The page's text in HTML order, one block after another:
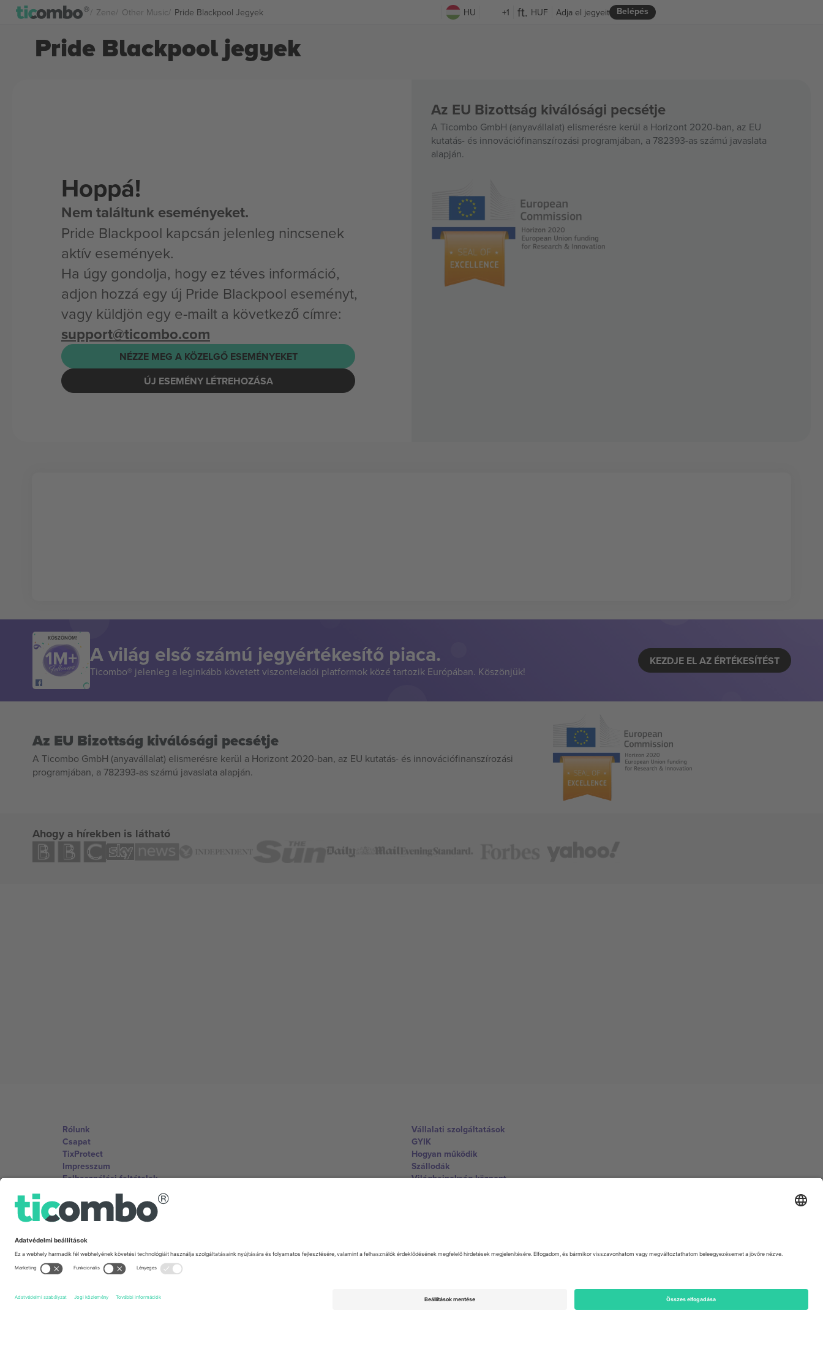
Zene Other Music Pride Blackpool Jegyek HU +1 HUF Belépés
Adja el jegyeit
Pride Blackpool jegyek
Hoppá!
Nem találtunk eseményeket.
Pride Blackpool kapcsán jelenleg nincsenek
aktív események.
Ha úgy gondolja, hogy ez téves információ,
adjon hozzá egy új Pride Blackpool eseményt,
vagy küldjön egy e-mailt a következő címre:
support@ticombo.com
NÉZZE MEG A KÖZELGŐ ESEMÉNYEKET
ÚJ ESEMÉNY LÉTREHOZÁSA
Az EU Bizottság kiválósági pecsétje
A Ticombo GmbH (anyavállalat) elismerésre kerül a Horizont 2020-ban, az EU
kutatás- és innovációfinanszírozási programjában, a 782393-as számú javaslata
alapján.
KÖSZÖNÖM!
A világ első számú jegyértékesítő piaca.
Ticombo® jelenleg a leginkább követett viszonteladói platformok közé tartozik Európában. Köszönjük!
KEZDJE EL AZ ÉRTÉKESÍTÉST
Az EU Bizottság kiválósági pecsétje
A Ticombo GmbH (anyavállalat) elismerésre kerül a Horizont 2020-ban, az EU kutatás- és innovációfinanszírozási
programjában, a 782393-as számú javaslata alapján.
Ahogy a hírekben is látható
Rólunk
Csapat
TixProtect
Impresszum
Felhasználási feltételek
Partnerprogram
Vállalati szolgáltatások
GYIK
Hogyan működik
Szállodák
Világbajnokság központ